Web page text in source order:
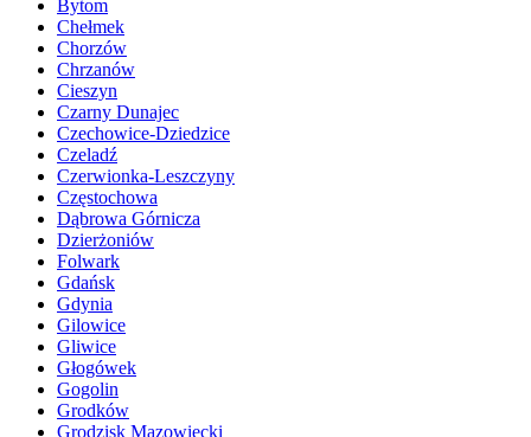
Bytom
Chełmek
Chorzów
Chrzanów
Cieszyn
Czarny Dunajec
Czechowice-Dziedzice
Czeladź
Czerwionka-Leszczyny
Częstochowa
Dąbrowa Górnicza
Dzierżoniów
Folwark
Gdańsk
Gdynia
Gilowice
Gliwice
Głogówek
Gogolin
Grodków
Grodzisk Mazowiecki